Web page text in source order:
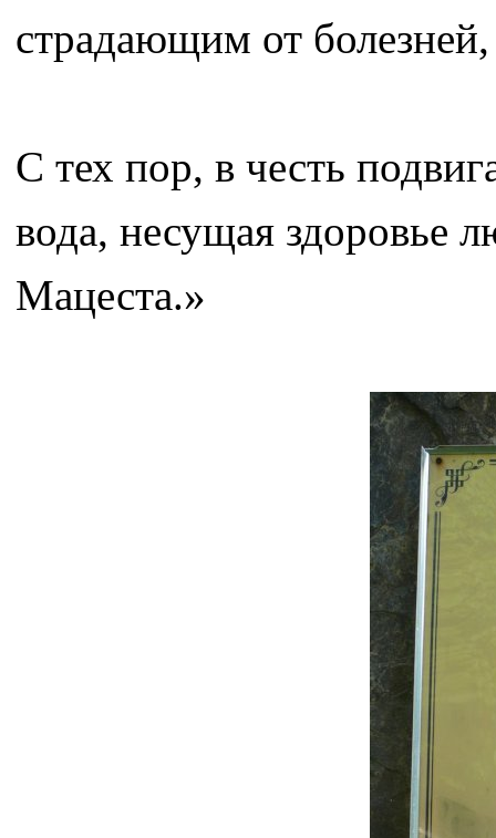
страдающим от
С тех пор, в честь
вода, несущая здоровье
Мацеста.»